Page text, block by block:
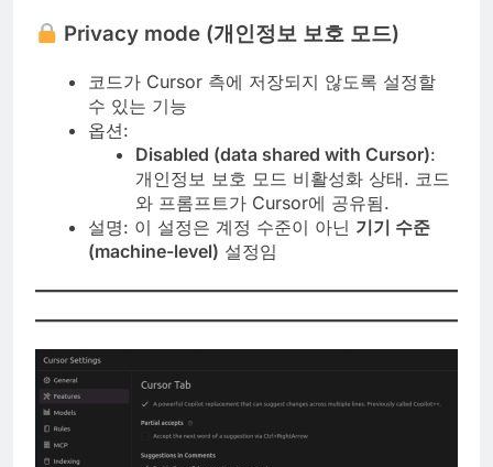
Privacy mode (개인정보 보호 모드)
코드가 Cursor 측에 저장되지 않도록 설정할
수 있는 기능
옵션:
Disabled (data shared with Cursor):
개인정보 보호 모드 비활성화 상태. 코드
와 프롬프트가 Cursor에 공유됨.
설명: 이 설정은 계정 수준이 아닌 기기 수준
(machine-level) 설정임